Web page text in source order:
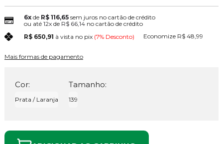
6xde R$ 116,65 sem juros no cartão de crédito
ou até 12xde R$ 66,14no cartão de crédito
R$ 650,91 à vista no pix (7% Desconto) Economize R$ 48,99
Mais formas de pagamento
Cor:
Prata / Laranja
Tamanho:
139